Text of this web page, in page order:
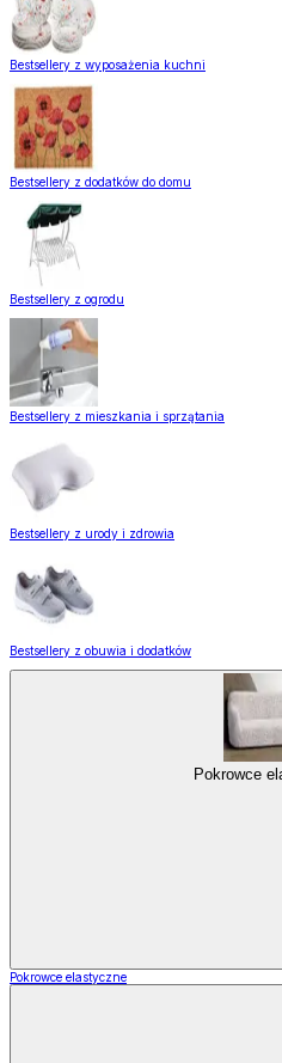
Bestsellery z wyposażenia kuchni
Bestsellery z dodatków do domu
Bestsellery z ogrodu
Bestsellery z mieszkania i sprzątania
Bestsellery z urody i zdrowia
Bestsellery z obuwia i dodatków
Pokrowce
Pokrowce elastyczne